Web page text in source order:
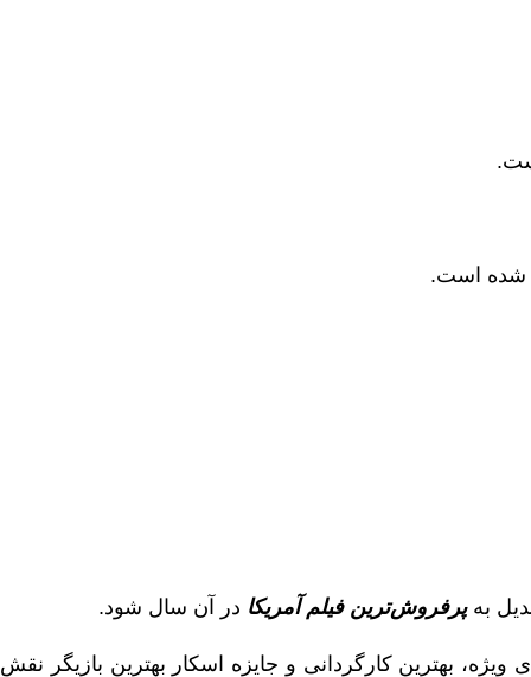
شده است.
پرفروش‌ترین فیلم آمریکا در آن سال شود.
جلوه‌های ویژه، بهترین کارگردانی و جایزه اسکار بهترین بازیگر نقش